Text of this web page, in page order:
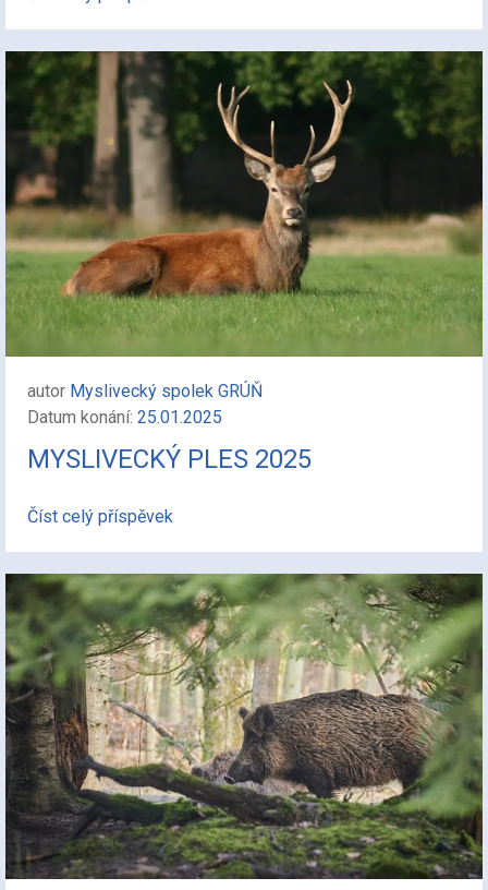
autor Myslivecký spolek GRÚŇ
Datum konání: 25.01.2025
MYSLIVECKÝ PLES 2025
Číst celý příspěvek